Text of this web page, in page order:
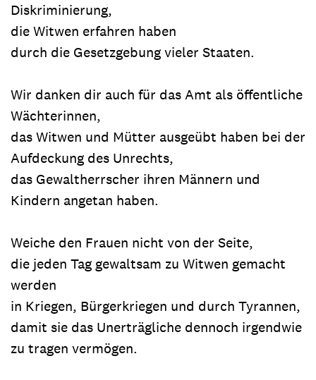
Diskriminierung,
die Witwen erfahren haben
durch die Gesetzgebung vieler Staaten.
Wir danken dir auch für das Amt als öffentliche
Wächterinnen,
das Witwen und Mütter ausgeübt haben bei der
Aufdeckung des Unrechts,
das Gewaltherrscher ihren Männern und
Kindern angetan haben.
Weiche den Frauen nicht von der Seite,
die jeden Tag gewaltsam zu Witwen gemacht
werden
in Kriegen, Bürgerkriegen und durch Tyrannen,
damit sie das Unerträgliche dennoch irgendwie
zu tragen vermögen.